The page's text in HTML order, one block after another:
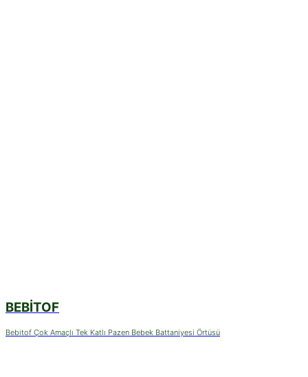
BEBITOF
Bebitof Çok Amaçlı Tek Katlı Pazen Bebek Battaniyesi Örtüsü